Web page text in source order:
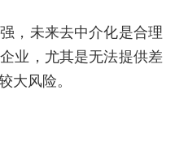
，未来去中介化是合理
业，尤其是无法提供差
大风险。